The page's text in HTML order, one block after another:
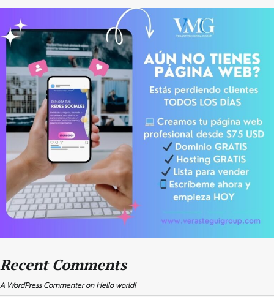
Recent Comments
A WordPress Commenteron Hello world!